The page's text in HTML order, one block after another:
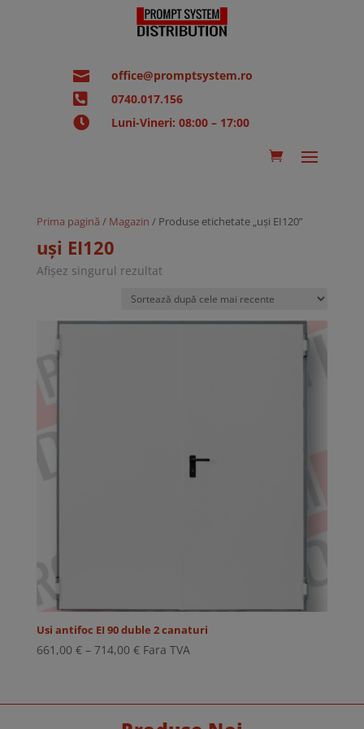
 office@promptsystem.ro
 0740.017.156
 Luni-Vineri: 08:00 – 17:00
Prima pagină / Magazin / Produse etichetate „uși EI120”
uși EI120
Afișez singurul rezultat
Usi antifoc EI 90 duble 2 canaturi
661,00 € – 714,00 €Interval
661,00 €
până
Fara TVA